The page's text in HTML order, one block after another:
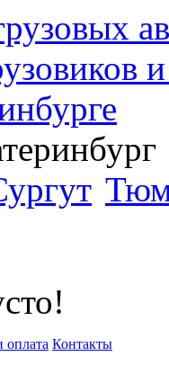
оплата Контакты